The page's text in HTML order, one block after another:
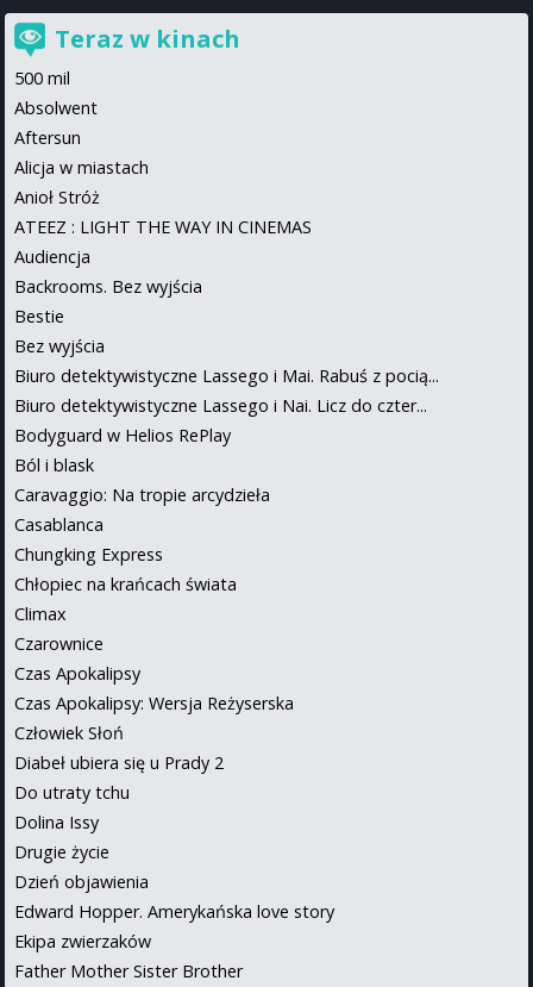
Teraz w kinach
500 mil
Absolwent
Aftersun
Alicja w miastach
Anioł Stróż
ATEEZ : LIGHT THE WAY IN CINEMAS
Audiencja
Backrooms. Bez wyjścia
Bestie
Bez wyjścia
Biuro detektywistyczne Lassego i Mai. Rabuś z pocią...
Biuro detektywistyczne Lassego i Nai. Licz do czter...
Bodyguard w Helios RePlay
Ból i blask
Caravaggio: Na tropie arcydzieła
Casablanca
Chungking Express
Chłopiec na krańcach świata
Climax
Czarownice
Czas Apokalipsy
Czas Apokalipsy: Wersja Reżyserska
Człowiek Słoń
Diabeł ubiera się u Prady 2
Do utraty tchu
Dolina Issy
Drugie życie
Dzień objawienia
Edward Hopper. Amerykańska love story
Ekipa zwierzaków
Father Mother Sister Brother